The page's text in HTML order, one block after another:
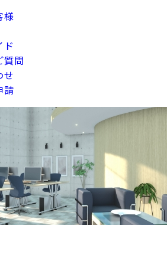
様
ド
質問
せ
請